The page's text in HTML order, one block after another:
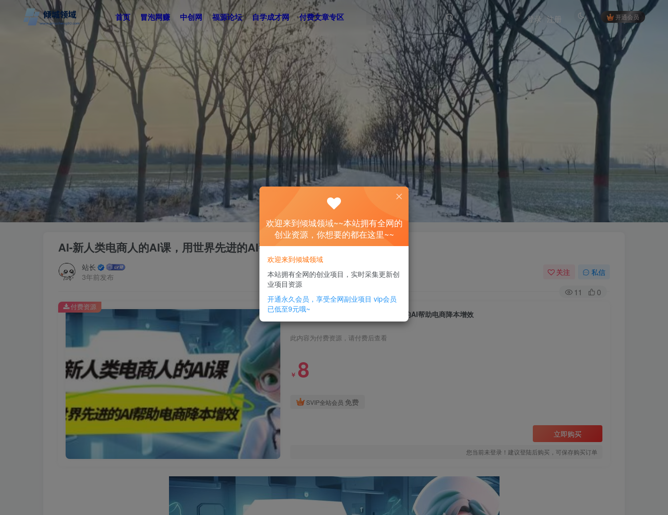
首页 冒泡网赚 中创网 福源论坛 自学成才网 付费文章专区 开通会员
登录 注册
AI-新人类电商人的AI课，用世界先进的AI帮助电商降本增效
站长
3年前发布
关注 私信
11 0
AI-新人类电商人的AI课，用世界先进的AI帮助电商降本增效
此内容为付费资源，请付费后查看
￥ 8
SVIP全站会员 免费
立即购买
您当前未登录！建议登陆后购买，可保存购买订单
付费资源
欢迎来到倾城领域~~本站拥有全网的
创业资源，你想要的都在这里~~
欢迎来到倾城领域
本站拥有全网的创业项目，实时采集更新创
业项目资源
开通永久会员，享受全网副业项目 vip会员
已低至9元哦~